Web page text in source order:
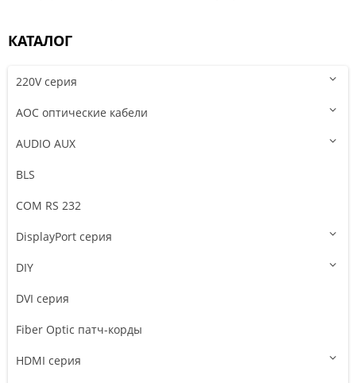
КАТАЛОГ
220V серия
AOC оптические кабели
AUDIO AUX
BLS
COM RS 232
DisplayPort серия
DIY
DVI серия
Fiber Optic патч-корды
HDMI серия